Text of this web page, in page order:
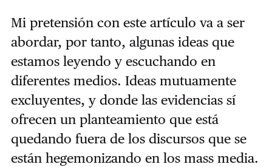
Mi pretensión con este artículo va a ser
abordar, por tanto, algunas ideas que
estamos leyendo y escuchando en
diferentes medios. Ideas mutuamente
excluyentes, y donde las evidencias sí
ofrecen un planteamiento que está
quedando fuera de los discursos que se
están hegemonizando en los mass media.